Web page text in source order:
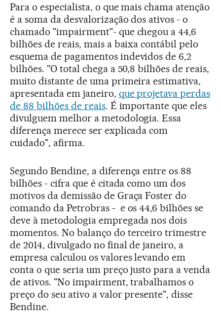
Para o especialista, o que mais chama atenção
é a soma da desvalorização dos ativos - o
chamado "impairment"- que chegou a 44,6
bilhões de reais, mais a baixa contábil pelo
esquema de pagamentos indevidos de 6,2
bilhões. "O total chega a 50,8 bilhões de reais,
muito distante de uma primeira estimativa,
apresentada em janeiro, que projetava perdas
de 88 bilhões de reais. É importante que eles
divulguem melhor a metodologia. Essa
diferença merece ser explicada com
cuidado", afirma.
Segundo Bendine, a diferença entre os 88
bilhões - cifra que é citada como um dos
motivos da demissão de Graça Foster do
comando da Petrobras - e os 44,6 bilhões se
deve à metodologia empregada nos dois
momentos. No balanço do terceiro trimestre
de 2014, divulgado no final de janeiro, a
empresa calculou os valores levando em
conta o que seria um preço justo para a venda
de ativos. "No impairment, trabalhamos o
preço do seu ativo a valor presente", disse
Bendine.